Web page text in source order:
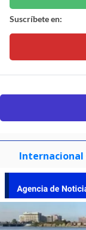
Suscríbete en:
Internacional